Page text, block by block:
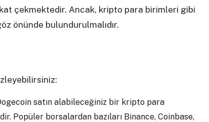
çekmektedir. Ancak, kripto para birimleri gibi
önünde bulundurulmalıdır.
satın alabileceğiniz bir kripto para
Popüler borsalardan bazıları Binance, Coinbase,